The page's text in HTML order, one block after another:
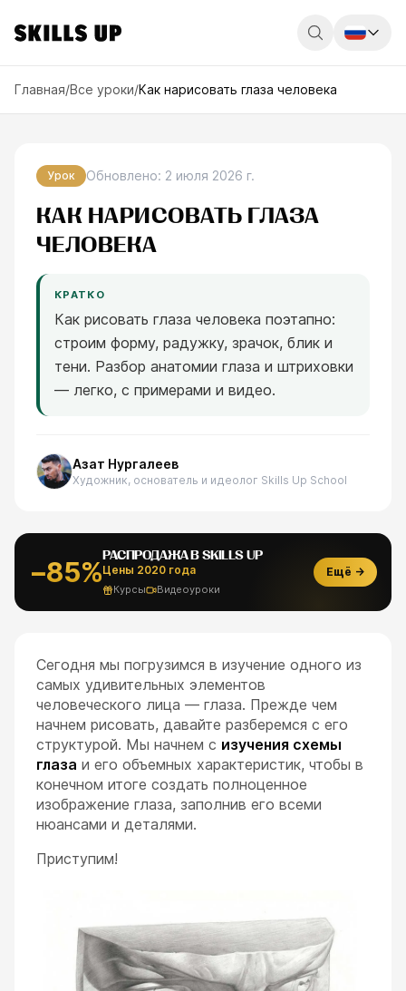
Беларусь
Главная/Все уроки/Как нарисовать глаза человека
Урок Обновлено: 2 июля 2026 г.
КАК НАРИСОВАТЬ ГЛАЗА
ЧЕЛОВЕКА
КРАТКО
Как рисовать глаза человека поэтапно:
строим форму, радужку, зрачок, блик и
тени. Разбор анатомии глаза и штриховки
— легко, с примерами и видео.
Азат Нургалеев
Художник, основатель и идеолог Skills Up School
−85%
РАСПРОДАЖА В SKILLS UP
Цены 2020 года
Курсы Видеоуроки
Ещё →
Сегодня мы погрузимся в изучение одного из
самых удивительных элементов
человеческого лица — глаза. Прежде чем
начнем рисовать, давайте разберемся с его
структурой. Мы начнем с изучения схемы
глаза и его объемных характеристик, чтобы в
конечном итоге создать полноценное
изображение глаза, заполнив его всеми
нюансами и деталями.
Приступим!